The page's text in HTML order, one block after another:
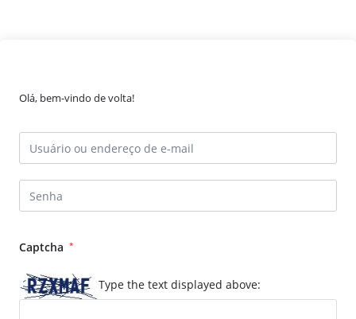
Olá, bem-vindo de volta!
Captcha *
Type the text displayed above: